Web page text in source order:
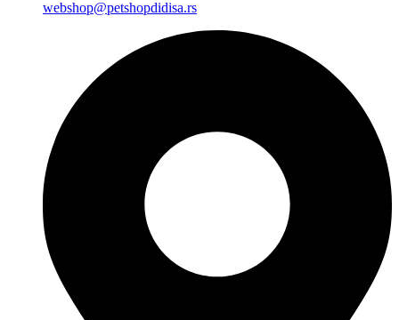
webshop@petshopdidisa.rs